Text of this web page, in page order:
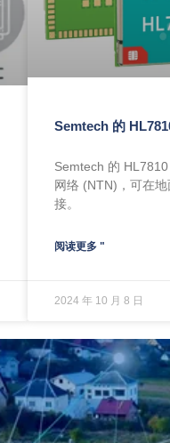
Semtech 的
Semtech 的
网络 (NTN)，可在
接。
阅读更多 "
2024 年 10 月 8 日